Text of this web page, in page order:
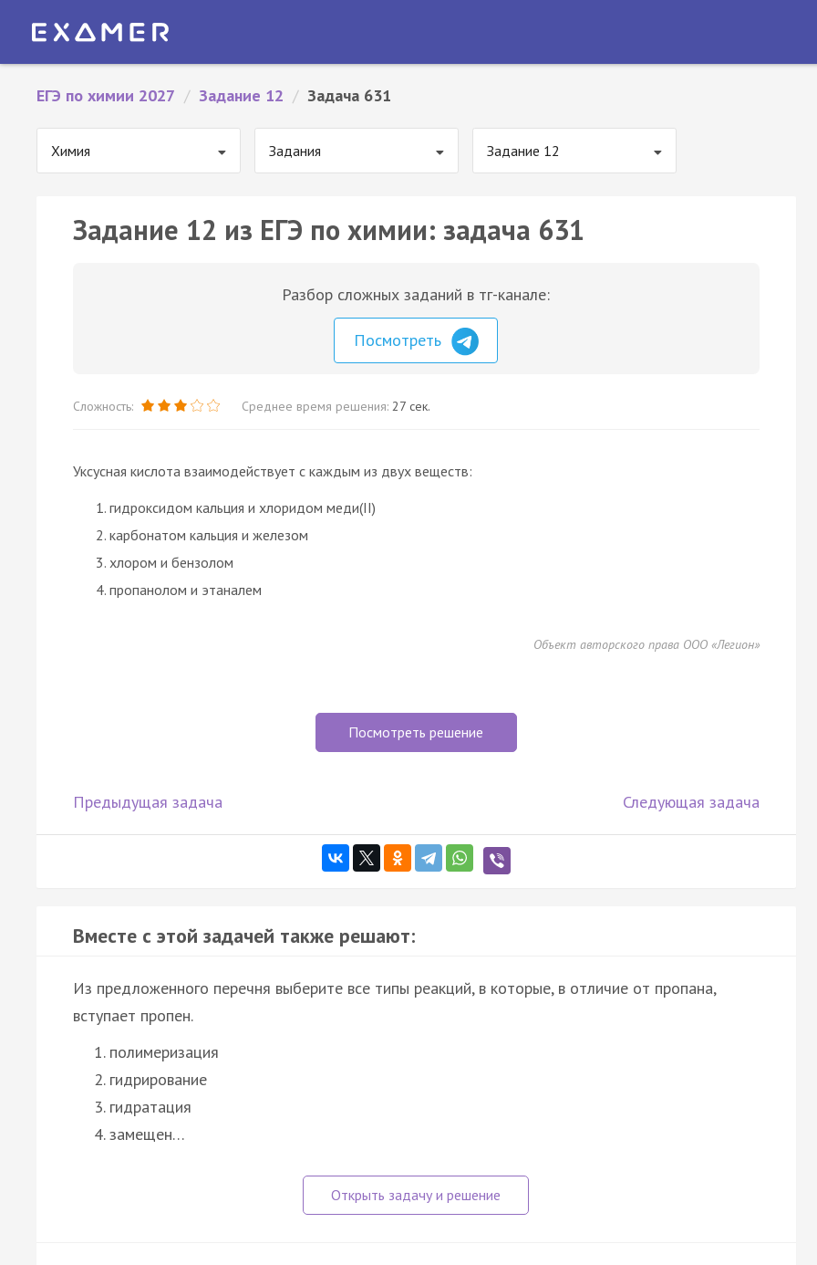
ЕГЭ по химии 2027 / Задание 12 / Задача 631
Химия Задания Задание 12
Задание 12 из ЕГЭ по химии: задача 631
Разбор сложных заданий в тг-канале:
Посмотреть
Сложность: Среднее время решения: 27 сек.
Уксусная кислота взаимодействует с каждым из двух веществ:
гидроксидом кальция и хлоридом меди(II)
карбонатом кальция и железом
хлором и бензолом
пропанолом и этаналем
Объект авторского права ООО «Легион»
Посмотреть решение
Предыдущая задача Следующая задача
Вместе с этой задачей также решают:
Из предложенного перечня выберите все типы реакций, в которые, в отличие от пропана,
вступает пропен.
полимеризация
гидрирование
гидратация
замещен…